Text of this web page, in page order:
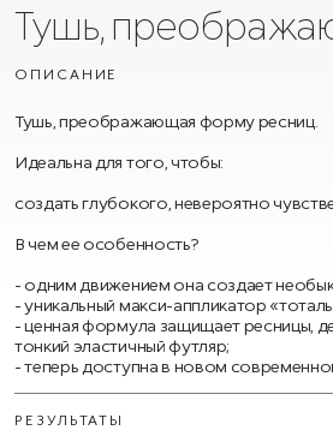
Тушь,
ОПИСАНИЕ
Тушь, преображающая форму ресниц.
Идеальна для того, чтобы:
создать глубокого, невероятно
В чем ее особенность?
- одним движением она создает
- уникальный макси-аппликатор
- ценная формула защищает ресницы,
тонкий эластичный футляр;
- теперь доступна в новом
РЕЗУЛЬТАТЫ